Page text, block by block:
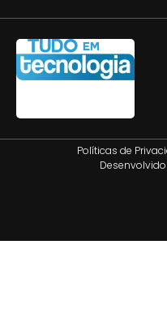
Políticas de